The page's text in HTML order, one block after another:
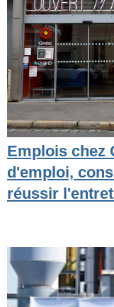
Emplois chez
d'emploi,
réussir